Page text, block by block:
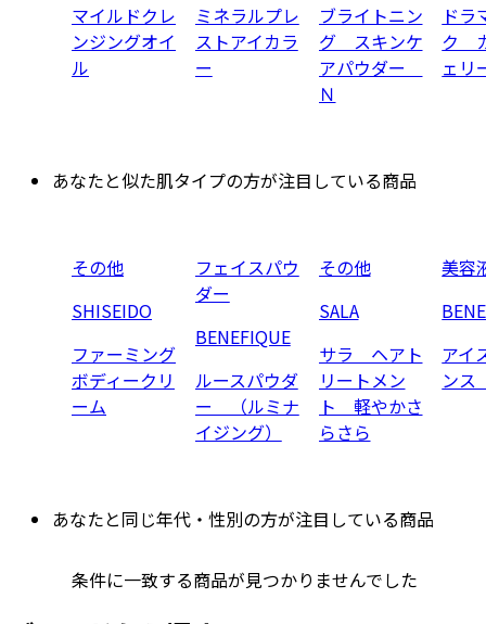
マイルドクレ
ンジングオイ
ル
ミネラルプレ
ストアイカラ
ー
ブライトニン
グ スキンケ
アパウダー
Ｎ
ドラ
ク
ェ
あなたと似た肌タイプの方が注目している商品
その他
SHISEIDO
ファーミング
ボディークリ
ーム
フェイスパウ
ダー
BENEFIQUE
ルースパウダ
ー （ルミナ
イジング）
その他
SALA
サラ ヘアト
リートメン
ト 軽やかさ
らさら
美容
アイ
ン
あなたと同じ年代・性別の方が注目している商品
条件に一致する商品が見つかりませんでした